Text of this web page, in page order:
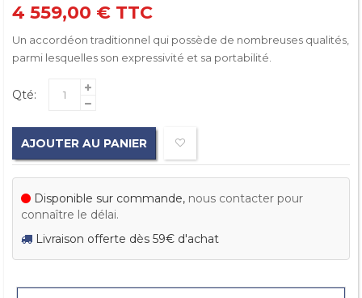
4 559,00 € TTC
Un accordéon traditionnel qui possède de nombreuses qualités,
parmi lesquelles son expressivité et sa portabilité.
Qté:
AJOUTER AU PANIER
Disponible sur commande, nous contacter pour
connaître le délai.
Livraison offerte dès 59€ d'achat